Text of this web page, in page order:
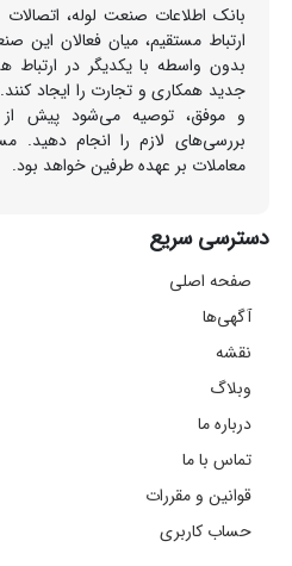
بانک اطلاعات صنعت لوله،
ارتباط مستقیم، میان فعالان این
بدون واسطه با یکدیگر در
جدید همکاری و تجارت را ایجاد
و موفق، توصیه می‌شود پیش از
بررسی‌های لازم را انجام دهید.
معاملات بر عهده طرفین خواهد بود.
دسترسی سریع
صفحه اصلی
آگهی‌ها
نقشه
وبلاگ
درباره ما
تماس با ما
قوانین و مقررات
حساب کاربری